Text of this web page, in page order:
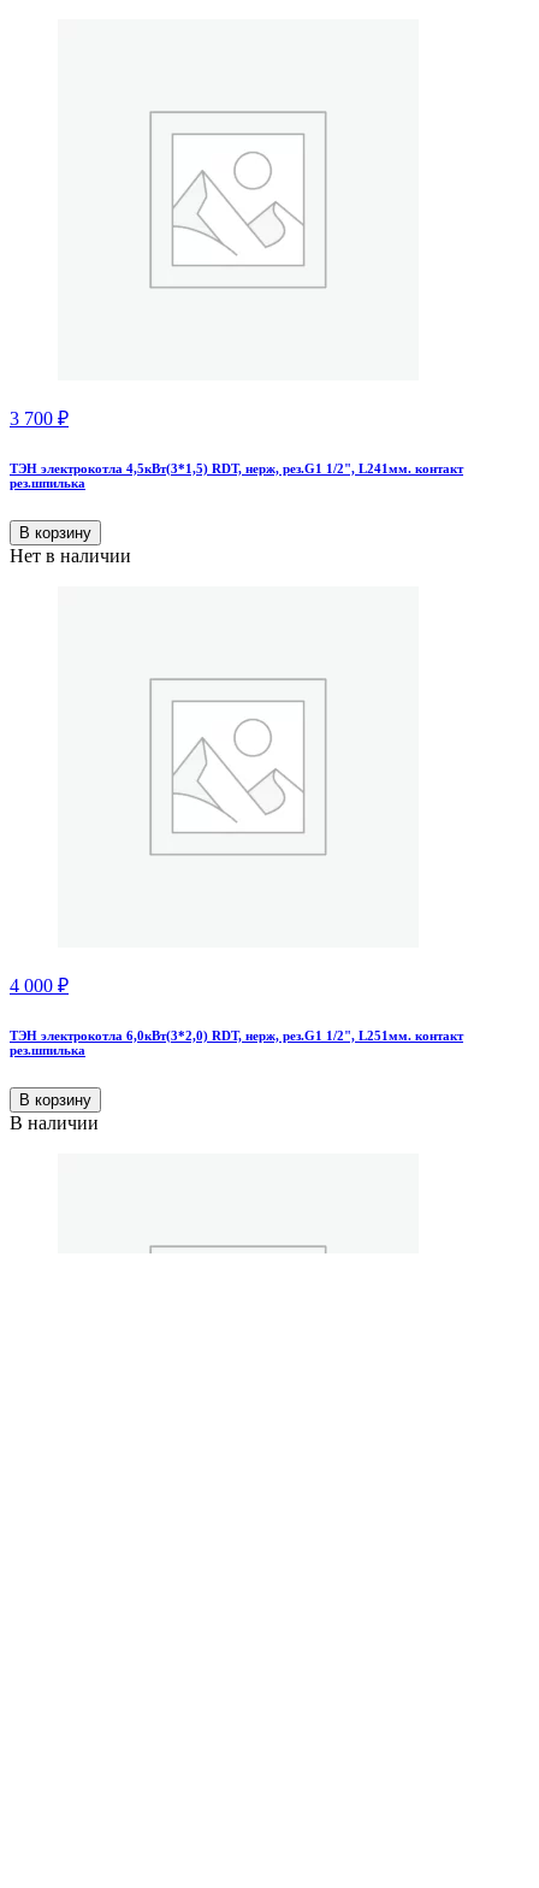
3 700 ₽
ТЭН электрокотла 4,5кВт(3*1,5) RDT, нерж, рез.G1 1/2", L241мм. контакт
рез.шпилька
В корзину
Нет в наличии
4 000 ₽
ТЭН электрокотла 6,0кВт(3*2,0) RDT, нерж, рез.G1 1/2", L251мм. контакт
рез.шпилька
В корзину
В наличии